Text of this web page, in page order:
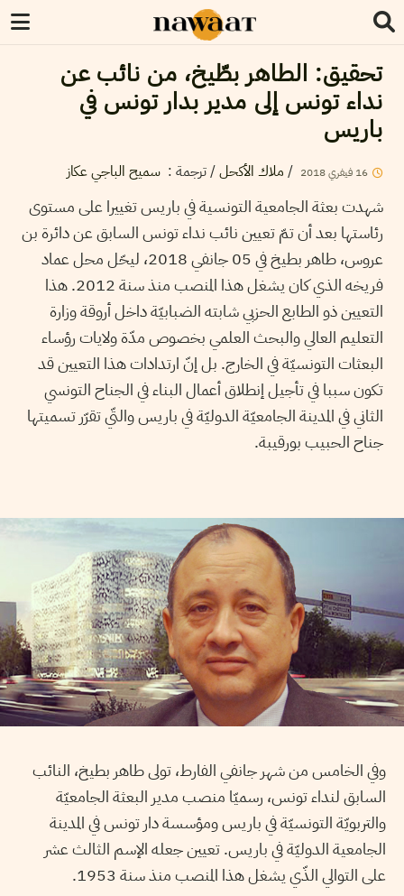
تحقيق: الطاهر بطّيخ، من نائب عن
نداء تونس إلى مدير بدار تونس في
باريس
16 فيفري2018
/ ملاك الأكحل/ ترجمة : سميح الباجي عكاز
شهدت بعثة الجامعية التونسية في باريس تغييرا على مستوى
رئاستها بعد أن تمّ تعيين نائب نداء تونس السابق عن دائرة بن
عروس، طاهر بطيخ في 05 جانفي 2018، ليحّل محل عماد
فريخه الذي كان يشغل هذا المنصب منذ سنة 2012. هذا
التعيين ذو الطابع الحزبي شابته الضبابيّة داخل أروقة وزارة
التعليم العالي والبحث العلمي بخصوص مدّة ولايات رؤساء
البعثات التونسيّة في الخارج. بل إنّ ارتدادات هذا التعيين قد
تكون سببا في تأجيل إنطلاق أعمال البناء في الجناح التونسي
الثاني في المدينة الجامعيّة الدوليّة في باريس والتّي تقرّر تسميتها
جناح الحبيب بورقيبة.
وفي الخامس من شهر جانفي الفارط، تولى طاهر بطيخ، النائب
السابق لنداء تونس، رسميّا منصب مدير البعثة الجامعيّة
والتربويّة التونسيّة في باريس ومؤسسة دار تونس في المدينة
الجامعية الدوليّة في باريس. تعيين جعله الإسم الثالث عشر
على التوالي الذّي يشغل هذا المنصب منذ سنة 1953.